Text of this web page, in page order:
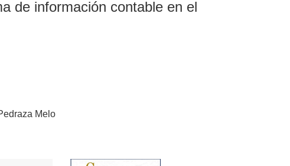
de información contable en el
Melo